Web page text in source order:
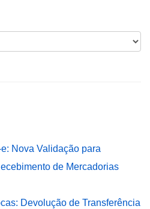
Nova Validação para
de Mercadorias
Devolução de Transferência